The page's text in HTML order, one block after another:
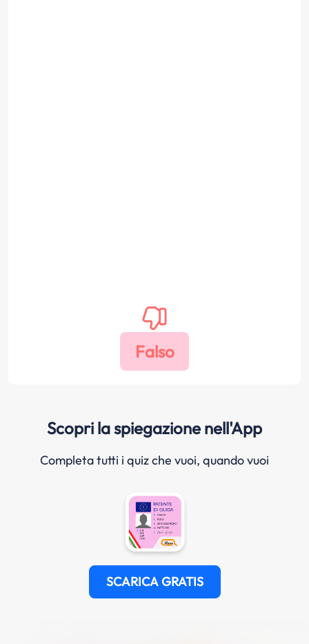
Scopri la spiegazione nell'App
Completa tutti i quiz che vuoi, quando vuoi
SCARICA GRATIS